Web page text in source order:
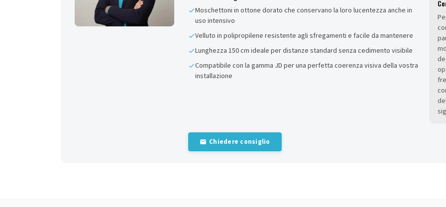
Moschettoni in ottone dorato che conservano la loro lucentezza anche in
uso intensivo
Velluto in polipropilene resistente agli sfregamenti e facile da mantenere
Lunghezza 150 cm ideale per distanze standard senza cedimento visibile
Compatibile con la gamma JD per una perfetta coerenza visiva della vostra
installazione
Chiedere consiglio